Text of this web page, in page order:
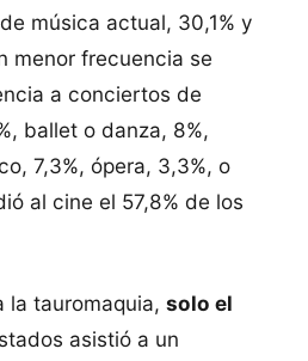
música actual, 30,1% y
menor frecuencia se
a conciertos de
ballet o danza, 8%,
7,3%, ópera, 3,3%, o
al cine el 57,8% de los
la tauromaquia, solo el
asistió a un